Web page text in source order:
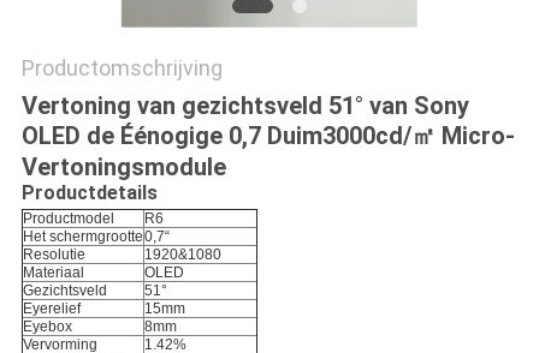
Productomschrijving
Vertoning van gezichtsveld 51° van Sony
OLED de Éénogige 0,7 Duim3000cd/㎡ Micro-
Vertoningsmodule
Productdetails
Productmodel
R6
Het schermgrootte0,7“
Resolutie
1920&1080
Materiaal
OLED
Gezichtsveld
51°
Eyerelief
15mm
Eyebox
8mm
Vervorming
1.42%